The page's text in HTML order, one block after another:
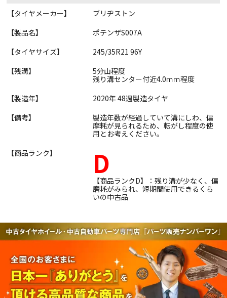
【タイヤメーカー】
ブリヂストン
【製品名】
ポテンザS007A
【タイヤサイズ】
245/35R21 96Y
【残溝】
5分山程度
残り溝センター付近4.0ｍｍ程度
【製造年】
2020年 48週製造タイヤ
【備考】
製造年数が経過していて溝にしわ、偏
摩耗が見られるため、転がし程度の使
用とお考えください。
【商品ランク】
D
【商品ランクD】：残り溝が少なく、偏
磨耗がみられ、短期間使用できるくら
いの中古品